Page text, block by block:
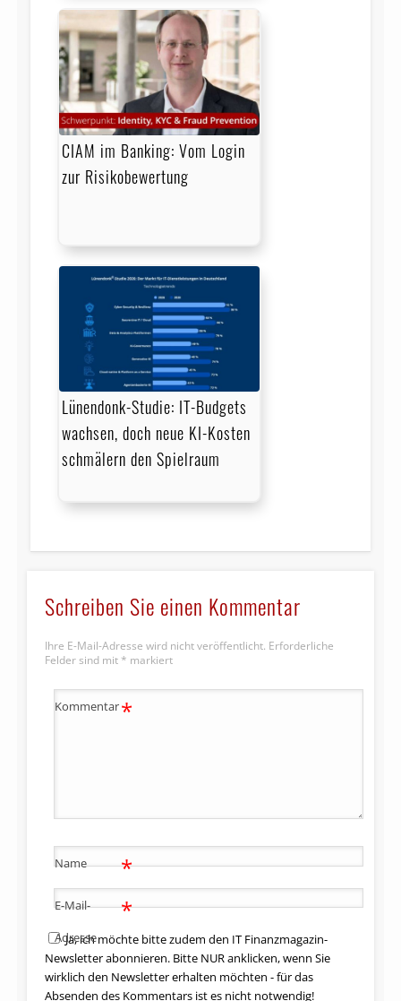
CIAM im Banking: Vom Login
zur Risikobewertung
Lünendonk-Studie: IT-Budgets
wachsen, doch neue KI-Kosten
schmälern den Spielraum
Schreiben Sie einen Kommentar
Ihre E-Mail-Adresse wird nicht veröffentlicht. Erforderliche
Felder sind mit * markiert
Kommentar*
Name *
E-Mail-
Adresse
*
Ja, ich möchte bitte zudem den IT Finanzmagazin-
Newsletter abonnieren. Bitte NUR anklicken, wenn Sie
wirklich den Newsletter erhalten möchten - für das
Absenden des Kommentars ist es nicht notwendig!